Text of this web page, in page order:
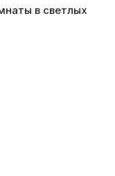
в светлых